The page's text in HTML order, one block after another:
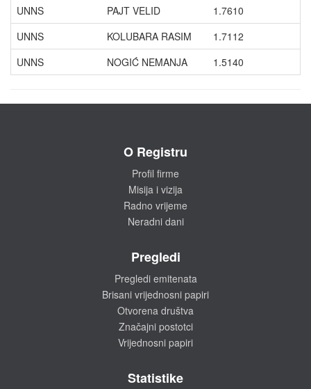
UNNS
PAJT VELID
1.7610
UNNS
KOLUBARA RASIM
1.7112
UNNS
NOGIĆ NEMANJA 1.5140
O Registru
Profil firme
Misija i vizija
Radno vrijeme
Neradni dani
Pregledi
Pregledi emitenata
Brisani vrijednosni papiri
Otvorena društva
Značajni postotci
Vrijednosni papiri
Statistike